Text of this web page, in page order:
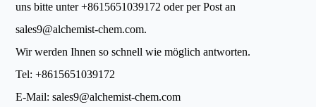
uns bitte unter+8615651039172 oder per Post an
sales9@alchemist-chem.com.
Wir werden Ihnen so schnell wie möglich antworten.
Tel:+8615651039172
E-Mail:sales9@alchemist-chem.com